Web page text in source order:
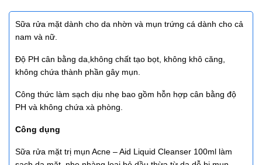
Sữa rửa mặt dành cho da nhờn và mụn trứng cá dành cho cả
nam và nữ.
Độ PH cân bằng da,không chất tạo bọt, không khô căng,
không chứa thành phần gây mụn.
Công thức làm sạch dịu nhẹ bao gồm hỗn hợp cân bằng độ
PH và không chứa xà phòng.
Công dụng
Sữa rửa mặt trị mụn Acne – Aid Liquid Cleanser 100ml làm